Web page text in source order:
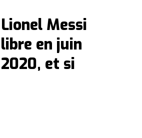
Lionel Messi
libre en juin
2020, et si